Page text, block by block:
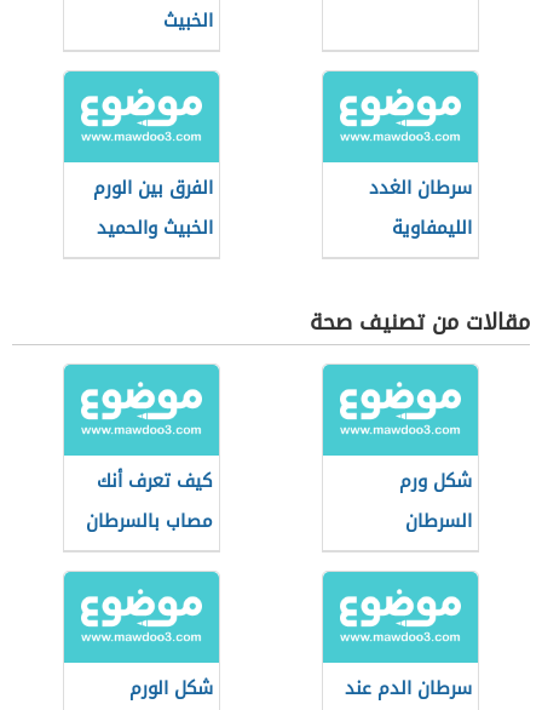
الخبيث
سرطان الغدد
الليمفاوية
الفرق بين الورم
الخبيث والحميد
مقالات من تصنيف صحة
شكل ورم
السرطان
كيف تعرف أنك
مصاب بالسرطان
سرطان الدم عند
شكل الورم